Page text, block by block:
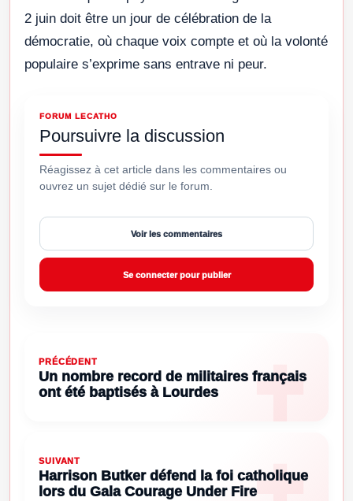
2 juin doit être un jour de célébration de la
démocratie, où chaque voix compte et où la volonté
populaire s’exprime sans entrave ni peur.
FORUM LECATHO
Poursuivre la discussion
Réagissez à cet article dans les commentaires ou
ouvrez un sujet dédié sur le forum.
Voir les commentaires
Se connecter pour publier
PRÉCÉDENT
Un nombre record de militaires français
ont été baptisés à Lourdes
SUIVANT
Harrison Butker défend la foi catholique
lors du Gala Courage Under Fire